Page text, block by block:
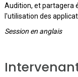
Audition, et partagera
l'utilisation des
Session en anglais